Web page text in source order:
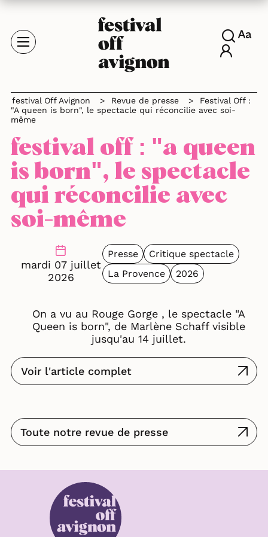
festival Off Avignon > Revue de presse >
Festival Off :
"A queen is born", le spectacle qui réconcilie avec soi-
même
festival off : "a queen
is born", le spectacle
qui réconcilie avec
soi-même
mardi 07 juillet
2026
Presse
Critique spectacle
La Provence
2026
On a vu au Rouge Gorge , le spectacle "A
Queen is born", de Marlène Schaff visible
jusqu'au 14 juillet.
Voir l'article complet
Toute notre revue de presse